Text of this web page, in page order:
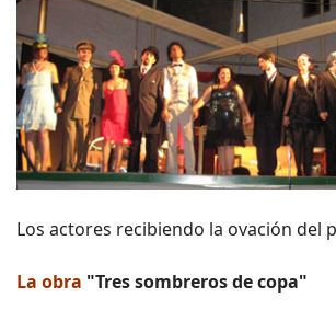
Los actores recibiendo la ovación del
La obra "Tres sombreros de copa"